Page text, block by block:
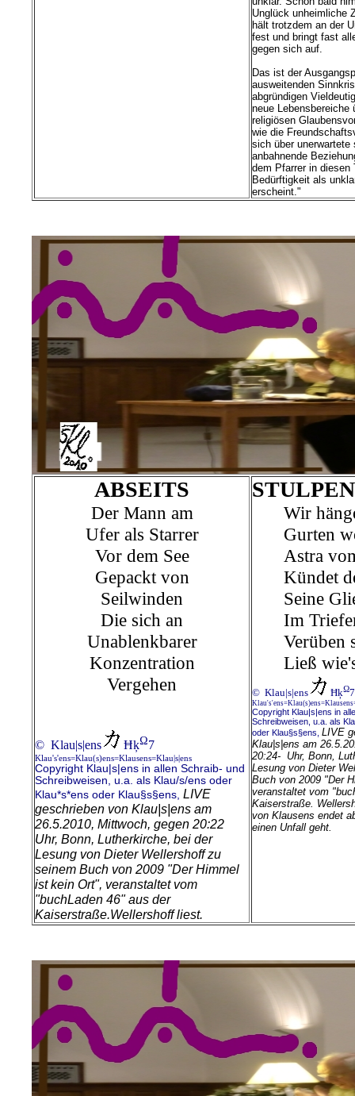
Unglück unheimliche
hält trotzdem an der
fest und bringt fast
gegen sich auf.
Das ist der
ausweitenden
abgründigen
neue Lebensbereiche
religiösen
wie die
sich über unerwartete
anbahnende
dem Pfarrer in diesen
Bedürftigkeit als
erscheint."
ABSEITS
Der Mann am
Ufer als Starrer
Vor dem See
Gepackt von
Seilwinden
Die sich an
Unablenkbarer
Konzentration
Vergehen
© Klau|s|ens ĦķΩ7
Klau's'ens=Klau(s)ens=Klausens=Klau|s|ens
Copyright Klau|s|ens in allen Schraib- und
Schreibweisen, u.a. als Klau/s/ens oder
Klau*s*ens oder Klau§s§ens, LIVE
geschrieben von Klau|s|ens am
26.5.2010, Mittwoch, gegen 20:22
Uhr, Bonn, Lutherkirche, bei der
Lesung von Dieter Wellershoff zu
seinem Buch von 2009 "Der Himmel
ist kein Ort", veranstaltet vom
"buchLaden 46" aus der
Kaiserstraße.Wellershoff liest.
STULPEN
Wir
Gurten
Astra
Kündet
Seine
Im
Verüben
Ließ
© Klau|s|ens ĦķΩ7
Copyright Klau|s|ens in
Schreibweisen, u.a. als
oder Klau§s§ens, LIVE
Klau|s|ens am
20:24- Uhr, Bonn,
Lesung von Dieter
Buch von 2009 "Der
veranstaltet vom
Kaiserstraße.
von Klausens endet
einen Unfall geht.